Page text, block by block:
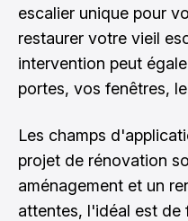
escalier unique pour
restaurer votre vieil
intervention peut
portes, vos fenêtres,
Les champs
projet de rénovation
aménagement et un
attentes, l'idéal est de